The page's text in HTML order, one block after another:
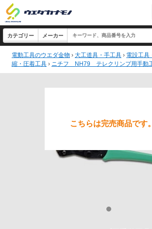
電動工具のウエダ金物 › 大工道具・手工具 › 電設工具
縮・圧着工具 › ニチフ NH79 テレクリンプ用手動
こちらは完売商品です。